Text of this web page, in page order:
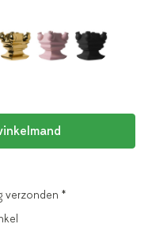
verzonden *